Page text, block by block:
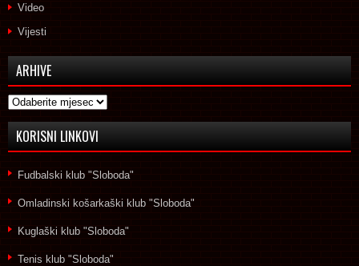
Video
Vijesti
ARHIVE
Arhive
KORISNI LINKOVI
Fudbalski klub "Sloboda"
Omladinski košarkaški klub "Sloboda"
Kuglaški klub "Sloboda"
Tenis klub "Sloboda"